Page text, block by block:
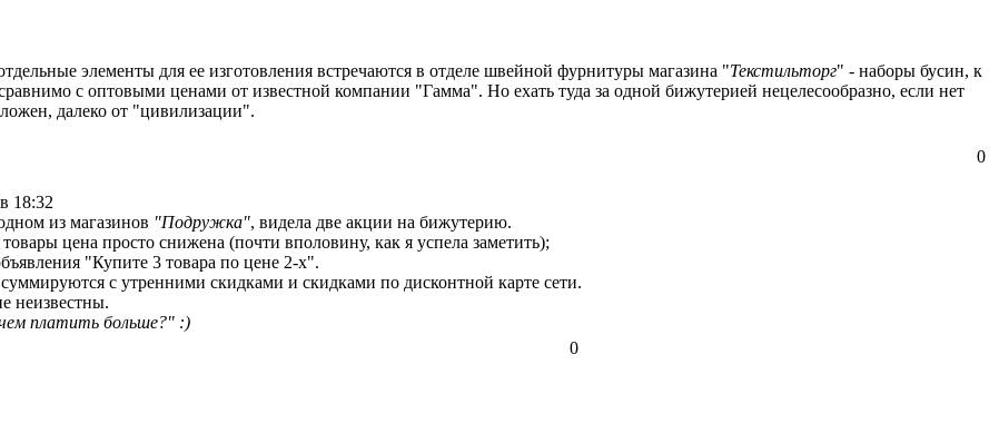
элементы для ее изготовления встречаются в отделе швейной фурнитуры магазина "Текстильторг" - наборы бусин, к
с оптовыми ценами от известной компании "Гамма". Но ехать туда за одной бижутерией нецелесообразно, если нет
далеко от "цивилизации".
0
18:32
из магазинов "Подружка", видела две акции на бижутерию.
цена просто снижена (почти вполовину, как я успела заметить);
"Купите 3 товара по цене 2-х".
с утренними скидками и скидками по дисконтной карте сети.
неизвестны.
платить больше?" :)
0